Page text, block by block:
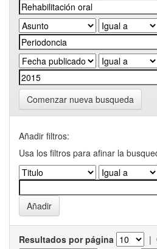
Comenzar nueva busqueda
Añadir filtros:
Usa los filtros para afinar la
Resultados por página |